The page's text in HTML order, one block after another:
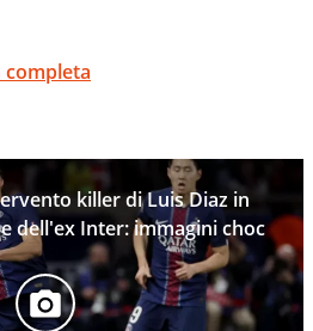
completa
killer di Luis Diaz in
dell'ex Inter: immagini choc